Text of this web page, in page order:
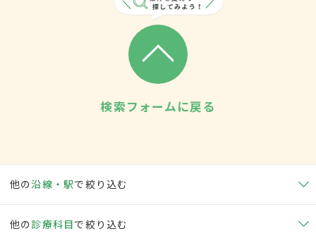
検索フォームに戻る
他の沿線・駅で絞り込む
他の 診療科目で絞り込む